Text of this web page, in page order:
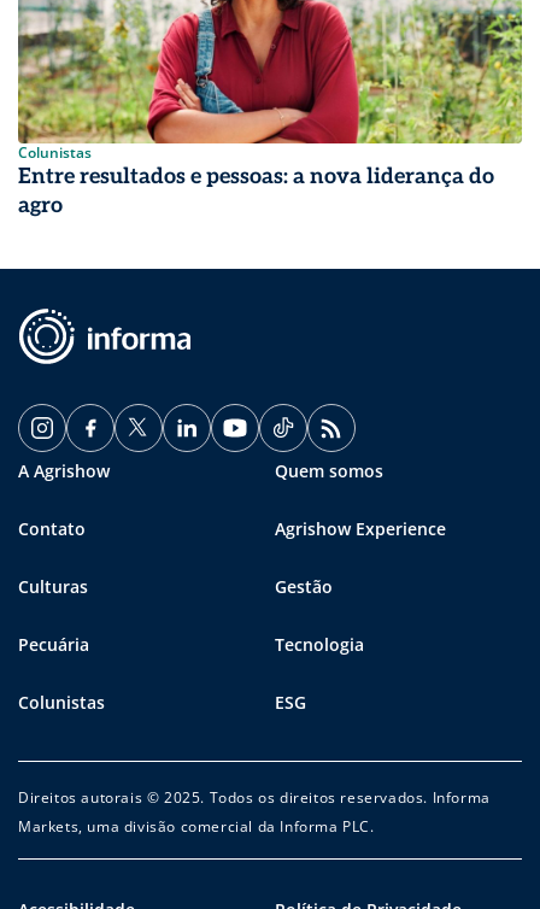
Colunistas
Entre resultados e pessoas: a nova liderança do
agro
A Agrishow Quem somos
Contato Agrishow Experience
Culturas Gestão
Pecuária Tecnologia
Colunistas ESG
Direitos autorais © 2025. Todos os direitos reservados. Informa
Markets, uma divisão comercial da Informa PLC.